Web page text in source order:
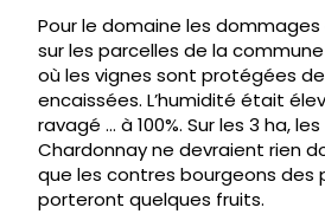
Pour le domaine les
sur les parcelles de la
où les vignes sont protégées
encaissées. L’humidité était
ravagé … à 100%. Sur les 3 ha,
Chardonnay ne devraient rien
que les contres bourgeons des
porteront quelques fruits.